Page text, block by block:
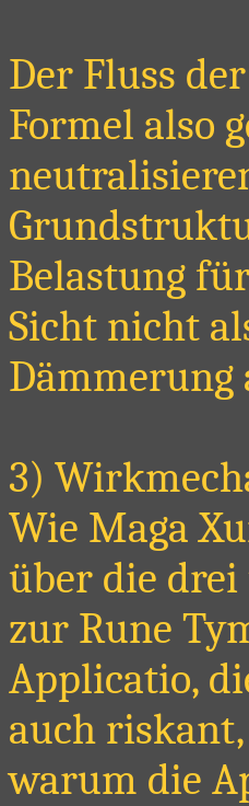
Der Fluss
Formel also
Belastung
Sicht nicht
Dämmerung
3)
Wie Maga
über die drei
zur Rune
Applicatio,
auch
warum die